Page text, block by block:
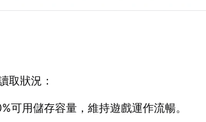
取狀況：
可用儲存容量，維持遊戲運作流暢。